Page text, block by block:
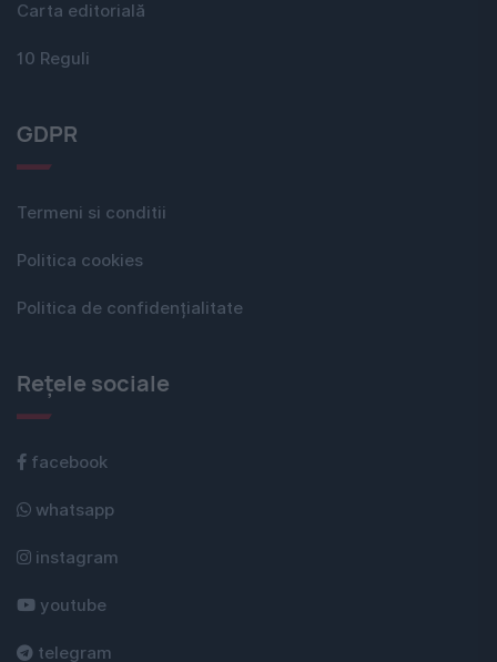
Carta editorială
10 Reguli
GDPR
Termeni si conditii
Politica cookies
Politica de confidențialitate
Rețele sociale
facebook
whatsapp
instagram
youtube
telegram